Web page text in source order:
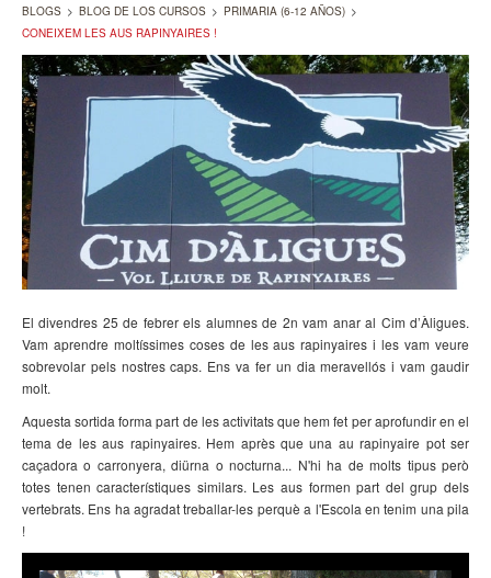
BLOGS > BLOG DE LOS CURSOS > PRIMARIA (6-12 AÑOS) >
CONEIXEM LES AUS RAPINYAIRES !
El divendres 25 de febrer els alumnes de 2n vam anar al Cim d’Àligues.
Vam aprendre moltíssimes coses de les aus rapinyaires i les vam veure
sobrevolar pels nostres caps. Ens va fer un dia meravellós i vam gaudir
molt.
Aquesta sortida forma part de les activitats que hem fet per aprofundir en el
tema de les aus rapinyaires. Hem après que una au rapinyaire pot ser
caçadora o carronyera, diürna o nocturna... N'hi ha de molts tipus però
totes tenen característiques similars. Les aus formen part del grup dels
vertebrats. Ens ha agradat treballar-les perquè a l'Escola en tenim una pila
!